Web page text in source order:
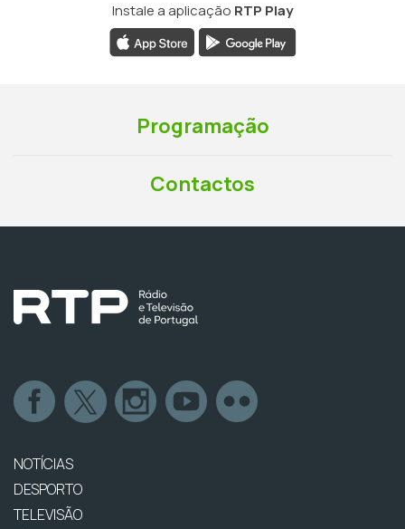
Instale a aplicação RTP Play
Programação
Contactos
NOTÍCIAS
DESPORTO
TELEVISÃO